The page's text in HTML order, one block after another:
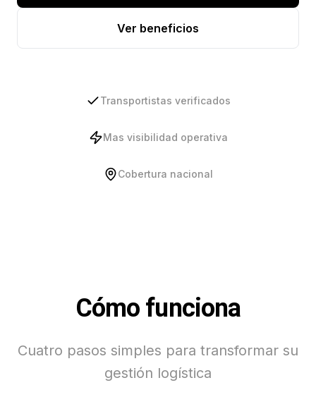
Ver beneficios
Transportistas verificados
Mas visibilidad operativa
Cobertura nacional
Cómo funciona
Cuatro pasos simples para transformar su
gestión logística